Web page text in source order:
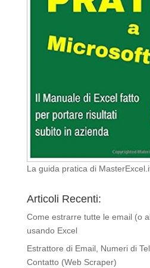
La guida pratica di
Articoli Recenti:
Come estrarre tutte le email (o
usando Excel
Estrattore di Email, Numeri di
Contatto (Web Scraper)